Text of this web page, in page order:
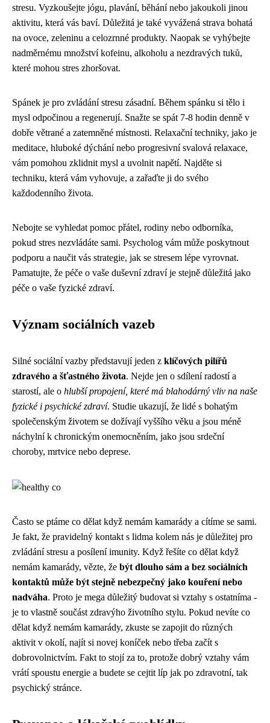
stresu. Vyzkoušejte jógu, plavání, běhání nebo jakoukoli jinou
aktivitu, která vás baví. Důležitá je také vyvážená strava bohatá
na ovoce, zeleninu a celozrnné produkty. Naopak se vyhýbejte
nadměrnému množství kofeinu, alkoholu a nezdravých tuků,
které mohou stres zhoršovat.
Spánek je pro zvládání stresu zásadní. Během spánku si tělo i
mysl odpočinou a regenerují. Snažte se spát 7-8 hodin denně v
dobře větrané a zatemněné místnosti. Relaxační techniky, jako je
meditace, hluboké dýchání nebo progresivní svalová relaxace,
vám pomohou zklidnit mysl a uvolnit napětí. Najděte si
techniku, která vám vyhovuje, a zařaďte ji do svého
každodenního života.
Nebojte se vyhledat pomoc přátel, rodiny nebo odborníka,
pokud stres nezvládáte sami. Psycholog vám může poskytnout
podporu a naučit vás strategie, jak se stresem lépe vyrovnat.
Pamatujte, že péče o vaše duševní zdraví je stejně důležitá jako
péče o vaše fyzické zdraví.
Význam sociálních vazeb
Silné sociální vazby představují jeden z klíčových pilířů
zdravého a šťastného života. Nejde jen o sdílení radostí a
starostí, ale o hlubší propojení, které má blahodárný vliv na naše
fyzické i psychické zdraví. Studie ukazují, že lidé s bohatým
společenským životem se dožívají vyššího věku a jsou méně
náchylní k chronickým onemocněním, jako jsou srdeční
choroby, mrtvice nebo deprese.
Často se ptáme co dělat když nemám kamarády a cítíme se sami.
Je fakt, že pravidelný kontakt s lidma kolem nás je důležitej pro
zvládání stresu a posílení imunity. Když řešíte co dělat když
nemám kamarády, vězte, že být dlouho sám a bez sociálních
kontaktů může být stejně nebezpečný jako kouření nebo
nadváha. Proto je mega důležitý budovat si vztahy s ostatníma -
je to vlastně součást zdravýho životního stylu. Pokud nevíte co
dělat když nemám kamarády, zkuste se zapojit do různých
aktivit v okolí, najít si novej koníček nebo třeba začít s
dobrovolnictvím. Fakt to stojí za to, protože dobrý vztahy vám
vrátí spoustu energie a budete se cejtit líp jak po zdravotní, tak
psychický stránce.